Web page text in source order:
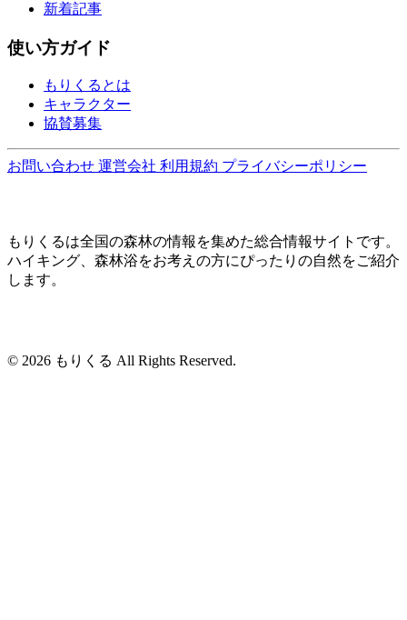
新着記事
使い方ガイド
もりくるとは
キャラクター
協賛募集
お問い合わせ 運営会社 利用規約 プライバシーポリシー
もりくるは全国の森林の情報を集めた総合情報サイトです。
ハイキング、森林浴をお考えの方にぴったりの自然をご紹介
します。
© 2026 もりくる All Rights Reserved.